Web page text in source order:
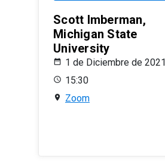
Scott Imberman,
Michigan State
University
1 de Diciembre de 2021
15:30
Zoom